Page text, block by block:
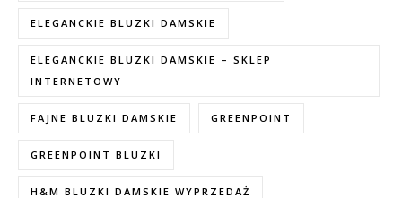
ELEGANCKIE BLUZKI DAMSKIE
ELEGANCKIE BLUZKI DAMSKIE – SKLEP
INTERNETOWY
FAJNE BLUZKI DAMSKIE GREENPOINT
GREENPOINT BLUZKI
H&M BLUZKI DAMSKIE WYPRZEDAŻ